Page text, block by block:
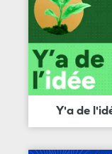
Y'a de